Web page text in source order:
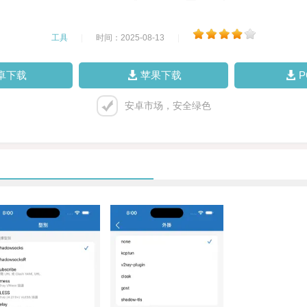
工具 时间：2025-08-13
下载 苹果下载
安卓市场，安全绿色